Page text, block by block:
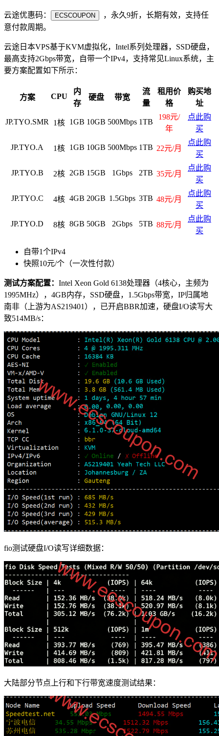
云途优惠码： ECSCOUPON
，永久9折，长期有效，支持任
意付款周期。
云途日本VPS基于KVM虚拟化，Intel系列处理器，SSD硬盘，
最高支持2Gbps带宽，自带一个IPv4，支持常见Linux系统，主
要方案配置如下所示：
方案 CPU
内
存
硬盘 带宽
流
量
租用价
格
购买地
址
JP.TYO.SMR 1核 1GB 10GB 500Mbps 1TB
198元/
年
点此购
买
JP.TYO.A 1核 1GB 10GB 500Mbps 1TB 22元/月
点此购
买
JP.TYO.B 2核 2GB 15GB 1Gbps 2TB 35元/月
点此购
买
JP.TYO.C 4核 4GB 20GB 1.5Gbps 3TB 48元/月
点此购
买
JP.TYO.D 8核 8GB 50GB 2Gbps 5TB 88元/月
点此购
买
自带1个IPv4
快照10元/个（一次性付款）
测试方案配置： Intel Xeon Gold 6138处理器（4核心，主频为
1995MHz），4GB内存，SSD硬盘，1.5Gbps带宽，IP归属地
南非（上游为AS219401），已开启BBR加速，硬盘I/O读写大
致514MB/s：
fio测试硬盘I/O读写详细数据：
大陆部分节点上行和下行带宽速度测试结果：